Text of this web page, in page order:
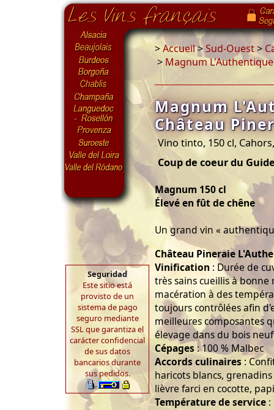
Seguridad
Este sitio está
provisto de un
sistema de pago
seguro mediante
SSL que garantiza el
carácter confidencial
de sus datos
bancarios durante
sus pedidos.
>Accueil>Sud-Ouest>
> Magnum
Magnum
Château
Vino tinto, 150 cl,
Coup de coeur du
Magnum 150 cl
Élevé en fût de chêne
Un grand vin «
Château Pineraie
Vinification : Durée de
très sains cueillis à
macération à des
toujours contrôlées afin
meilleures composantes
élevage dans du bois
Cépages : 100 % Malbec
Accords culinaires :
haricots blancs,
lièvre farci en cocotte,
Température de service :